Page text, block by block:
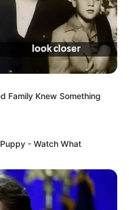
Family Knew Something
- Watch What